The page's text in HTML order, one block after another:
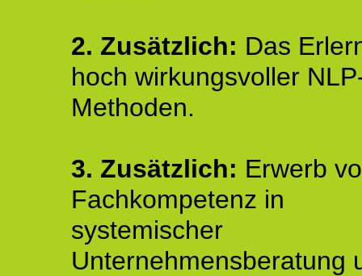
2. Zusätzlich: Das
hoch wirkungsvoller
Methoden.
3. Zusätzlich: Erwerb
Fachkompetenz in
systemischer
Unternehmensberatung